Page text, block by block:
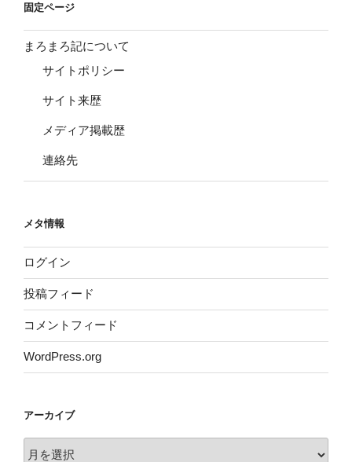
固定ページ
まろまろ記について
サイトポリシー
サイト来歴
メディア掲載歴
連絡先
メタ情報
ログイン
投稿フィード
コメントフィード
WordPress.org
アーカイブ